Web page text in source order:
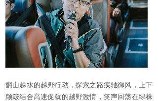
翻山越水的越野行动，探索之路疾驰御风，上下
颠簸结合高速促就的越野激情，笑声回荡在绿株